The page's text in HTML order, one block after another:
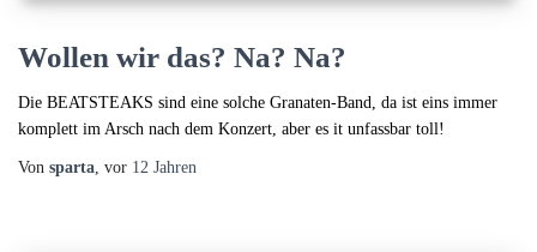
Wollen wir das? Na? Na?
Die BEATSTEAKS sind eine solche Granaten-Band, da ist eins immer
komplett im Arsch nach dem Konzert, aber es it unfassbar toll!
Von sparta, vor 12 Jahren